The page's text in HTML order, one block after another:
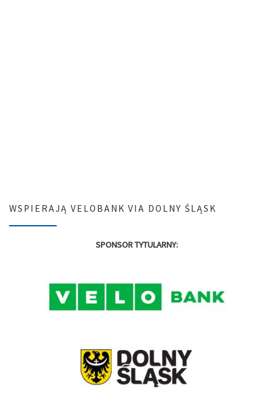
WSPIERAJĄ VELOBANK VIA DOLNY ŚLĄSK
SPONSOR TYTULARNY: